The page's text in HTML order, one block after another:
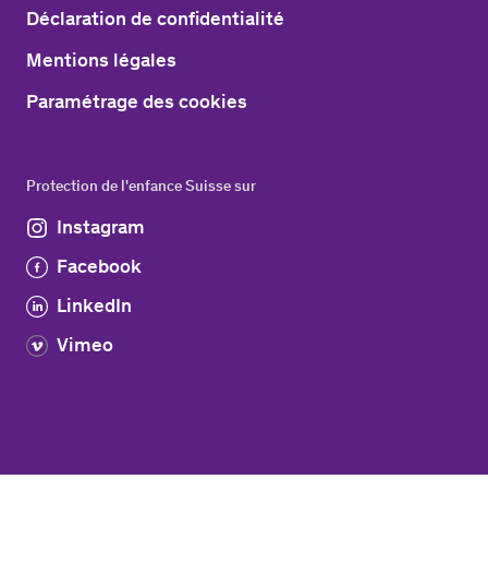
Déclaration de confidentialité
Mentions légales
Paramétrage des cookies
Protection de l'enfance Suisse sur
Instagram
Facebook
LinkedIn
Vimeo